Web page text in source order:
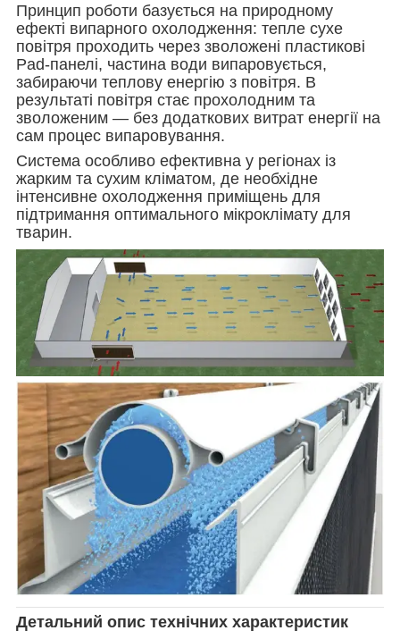
Принцип роботи базується на природному
ефекті випарного охолодження: тепле сухе
повітря проходить через зволожені пластикові
Pad-панелі, частина води випаровується,
забираючи теплову енергію з повітря. В
результаті повітря стає прохолодним та
зволоженим — без додаткових витрат енергії на
сам процес випаровування.
Система особливо ефективна у регіонах із
жарким та сухим кліматом, де необхідне
інтенсивне охолодження приміщень для
підтримання оптимального мікроклімату для
тварин.
Детальний опис технічних характеристик